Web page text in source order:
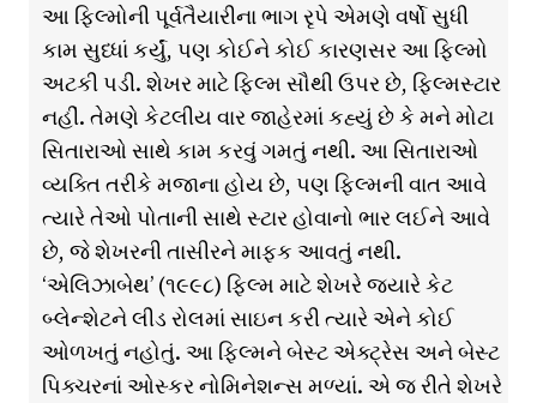
આ ફિલ્મોની પૂર્વતૈયારીના ભાગ રૃપે એમણે વર્ષો સુધી
કામ સુધ્ધાં કર્યું, પણ કોઈને કોઈ કારણસર આ ફિલ્મો
અટકી પડી. શેખર માટે ફિલ્મ સૌથી ઉપર છે, ફિલ્મસ્ટાર
નહીં. તેમણે કેટલીય વાર જાહેરમાં કહ્યું છે કે મને મોટા
સિતારાઓ સાથે કામ કરવું ગમતું નથી. આ સિતારાઓ
વ્યક્તિ તરીકે મજાના હોય છે, પણ ફિલ્મની વાત આવે
ત્યારે તેઓ પોતાની સાથે સ્ટાર હોવાનો ભાર લઈને આવે
છે, જે શેખરની તાસીરને માફક આવતું નથી.
‘એલિઝાબેથ’ (૧૯૯૮) ફિલ્મ માટે શેખરે જ્યારે કેટ
બ્લેન્શેટને લીડ રોલમાં સાઇન કરી ત્યારે એને કોઈ
ઓળખતું નહોતું. આ ફિલ્મને બેસ્ટ એક્ટ્રેસ અને બેસ્ટ
પિક્ચરનાં ઓસ્કર નોમિનેશન્સ મળ્યાં. એ જ રીતે શેખરે